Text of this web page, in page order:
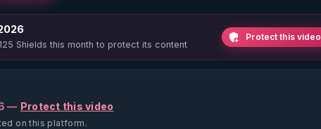
Shields this month to protect its content
Protect this video
— Protect this video
on this platform.